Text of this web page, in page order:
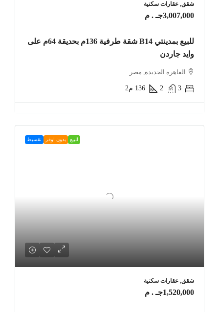
شقق, عقارات سكنية
3,007,000جـ . م
للبيع بمدينتي B14 شقة طرفية 136م بحديقة 64م على
وايد جاردن
القاهرة الجديدة, مصر
3
2
136 م2
للبيع بدون اوفر تقسيط
شقق, عقارات سكنية
1,520,000جـ . م